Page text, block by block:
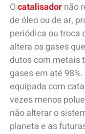
Ocatalisadornão
de óleo ou de ar,
periódica ou troca
altera os gases
dutos com metais
gases em até
equipada com
vezes menos
não alterar o
planeta e as